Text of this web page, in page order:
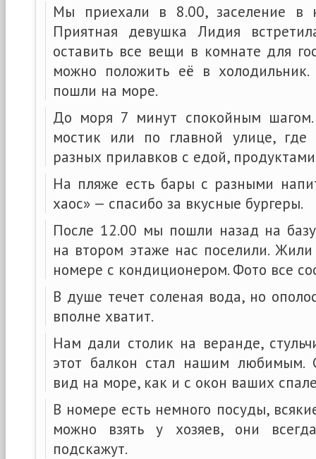
Мы приехали в 8.00, заселение в
Приятная девушка Лидия
оставить все вещи в комнате для
можно положить её в
пошли на море.
До моря 7 минут спокойным
мостик или по главной улице, где
разных прилавков с едой,
На пляже есть бары с разными
хаос» — спасибо за вкусные бургеры.
После 12.00 мы пошли назад на
на втором этаже нас поселили.
номере с кондиционером. Фото все
В душе течет соленая вода, но
вполне хватит.
Нам дали столик на веранде,
этот балкон стал нашим любимым.
вид на море, как и с окон ваших
В номере есть немного посуды,
можно взять у хозяев, они
подскажут.